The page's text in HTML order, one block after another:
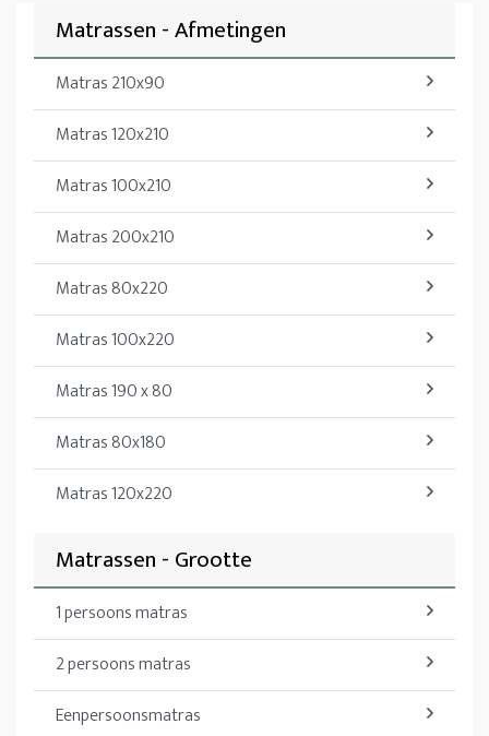
Matrassen - Afmetingen
Matras 210x90
Matras 120x210
Matras 100x210
Matras 200x210
Matras 80x220
Matras 100x220
Matras 190 x 80
Matras 80x180
Matras 120x220
Matrassen - Grootte
1 persoons matras
2 persoons matras
Eenpersoonsmatras